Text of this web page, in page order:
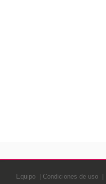
Equipo Condiciones de uso